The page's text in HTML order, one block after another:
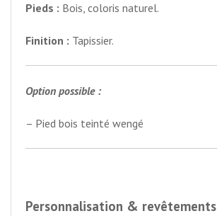
Pieds : Bois, coloris naturel.
Finition : Tapissier.
Option possible :
– Pied bois teinté wengé
Personnalisation & revêtements